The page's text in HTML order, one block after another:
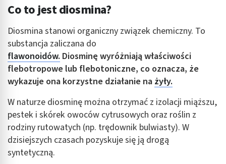
Co to jest diosmina?
Diosmina stanowi organiczny związek chemiczny. To
substancja zaliczana do
flawonoidów. Diosminę wyróżniają właściwości
flebotropowe lub flebotoniczne, co oznacza, że
wykazuje ona korzystne działanie na żyły.
W naturze diosminę można otrzymać z izolacji miąższu,
pestek i skórek owoców cytrusowych oraz roślin z
rodziny rutowatych (np. trędownik bulwiasty). W
dzisiejszych czasach pozyskuje się ją drogą
syntetyczną.